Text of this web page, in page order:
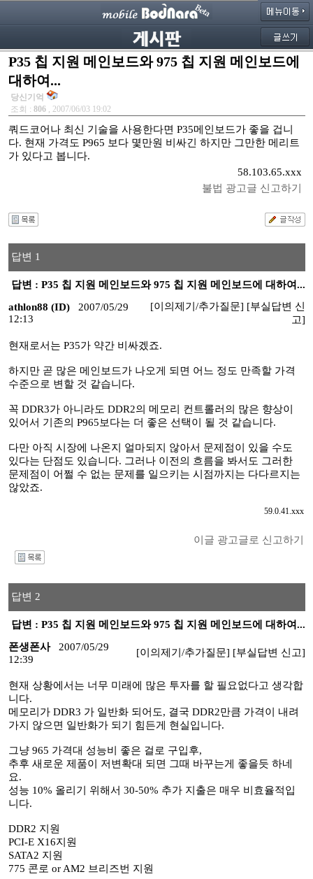
P35 칩 지원 메인보드와 975 칩 지원 메인보드에
대하여...
당신기억
조회 : 806 , 2007/06/03 19:02
쿼드코어나 최신 기술을 사용한다면 P35메인보드가 좋을 겁니
다. 현재 가격도 P965 보다 몇만원 비싸긴 하지만 그만한 메리트
가 있다고 봅니다.
58.103.65.xxx
불법 광고글 신고하기
답변 1
답변 : P35 칩 지원 메인보드와 975 칩 지원 메인보드에 대하여...
athlon88 (ID)
2007/05/29
12:13
[이의제기/추가질문] [부실답변 신
고]
현재로서는 P35가 약간 비싸겠죠.
하지만 곧 많은 메인보드가 나오게 되면 어느 정도 만족할 가격
수준으로 변할 것 같습니다.
꼭 DDR3가 아니라도 DDR2의 메모리 컨트롤러의 많은 향상이
있어서 기존의 P965보다는 더 좋은 선택이 될 것 같습니다.
다만 아직 시장에 나온지 얼마되지 않아서 문제점이 있을 수도
있다는 단점도 있습니다. 그러나 이전의 흐름을 봐서도 그러한
문제점이 어쩔 수 없는 문제를 일으키는 시점까지는 다다르지는
않았죠.
59.0.41.xxx
이글 광고글로 신고하기
답변 2
답변 : P35 칩 지원 메인보드와 975 칩 지원 메인보드에 대하여...
폰생폰사
2007/05/29
12:39
[이의제기/추가질문] [부실답변 신고]
현재 상황에서는 너무 미래에 많은 투자를 할 필요없다고 생각합
니다.
메모리가 DDR3 가 일반화 되어도, 결국 DDR2만큼 가격이 내려
가지 않으면 일반화가 되기 힘든게 현실입니다.
그냥 965 가격대 성능비 좋은 걸로 구입후,
추후 새로운 제품이 저변확대 되면 그때 바꾸는게 좋을듯 하네
요.
성능 10% 올리기 위해서 30-50% 추가 지출은 매우 비효율적입
니다.
DDR2 지원
PCI-E X16지원
SATA2 지원
775 콘로 or AM2 브리즈번 지원